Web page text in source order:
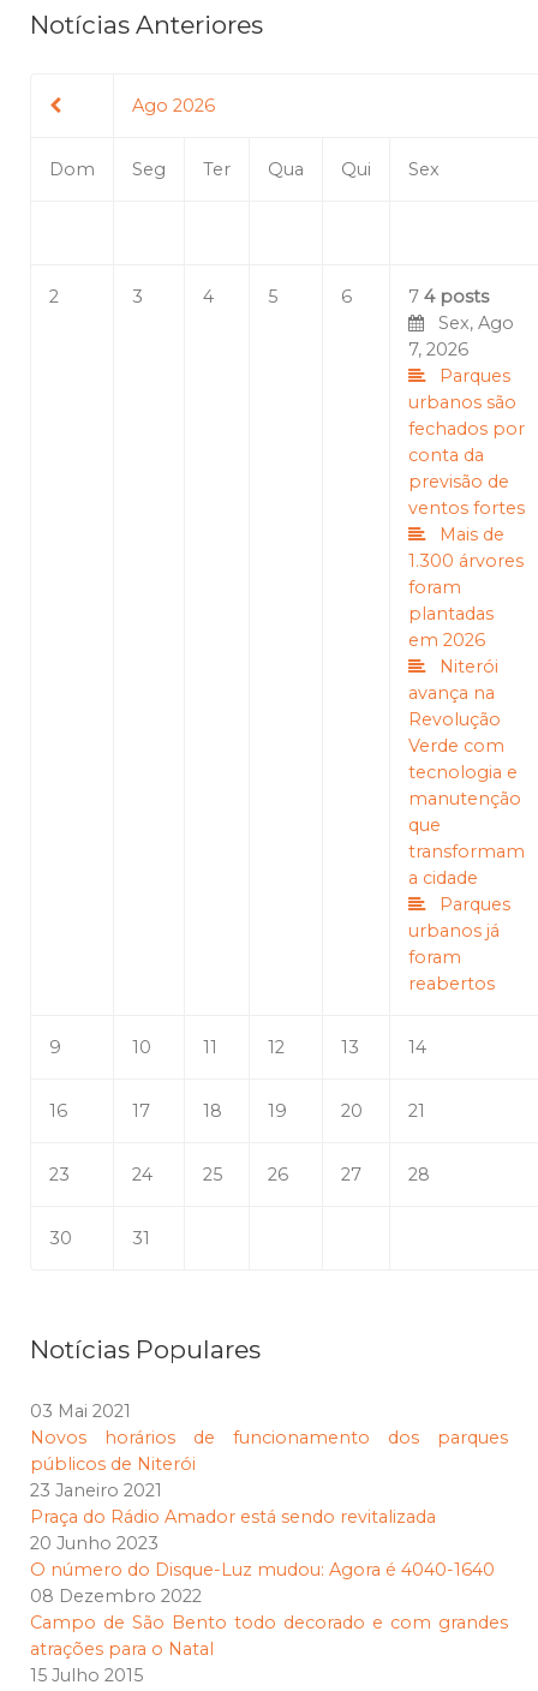
Notícias Anteriores
Ago 2026
Dom Seg Ter Qua Qui Sex
2 3 4 5 6 7 4 posts
Sex, Ago
7, 2026
Parques
urbanos são
fechados por
conta da
previsão de
ventos fortes
Mais de
1.300 árvores
foram
plantadas
em 2026
Niterói
avança na
Revolução
Verde com
tecnologia e
manutenção
que
transformam
a cidade
Parques
urbanos já
foram
reabertos
9 10 11 12 13 14
16 17 18 19 20 21
23 24 25 26 27 28
30 31
Notícias Populares
03 Mai 2021
Novos horários de funcionamento dos parques
públicos de Niterói
23 Janeiro 2021
Praça do Rádio Amador está sendo revitalizada
20 Junho 2023
O número do Disque-Luz mudou: Agora é 4040-1640
08 Dezembro 2022
Campo de São Bento todo decorado e com grandes
atrações para o Natal
15 Julho 2015